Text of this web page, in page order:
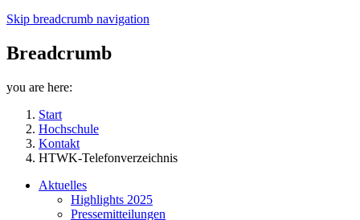
Skip breadcrumb navigation
Breadcrumb
you are here:
Start
Hochschule
Kontakt
HTWK-Telefonverzeichnis
Aktuelles
Highlights 2025
Pressemitteilungen